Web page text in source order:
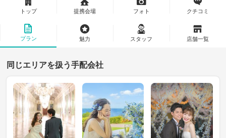
トップ 提携会場 フォト クチコミ
プラン 魅力 スタッフ 店舗一覧
同じエリアを扱う手配会社